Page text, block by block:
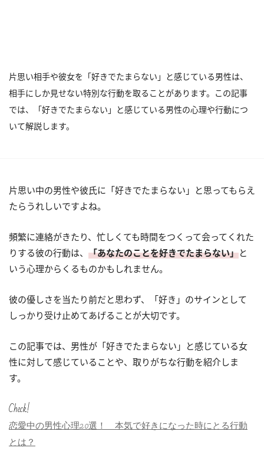
片思い相手や彼女を「好きでたまらない」と感じている男性は、
相手にしか見せない特別な行動を取ることがあります。この記事
では、「好きでたまらない」と感じている男性の心理や行動につ
いて解説します。
片思い中の男性や彼氏に「好きでたまらない」と思ってもらえ
たらうれしいですよね。
頻繁に連絡がきたり、忙しくても時間をつくって会ってくれた
りする彼の行動は、 「あなたのことを好きでたまらない」と
いう心理からくるものかもしれません。
彼の優しさを当たり前だと思わず、「好き」のサインとして
しっかり受け止めてあげることが大切です。
この記事では、男性が「好きでたまらない」と感じている女
性に対して感じていることや、取りがちな行動を紹介しま
す。
Check!
恋愛中の男性心理20選！ 本気で好きになった時にとる行動
とは？